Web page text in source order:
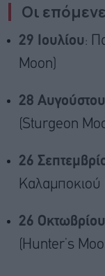
Οι
29 Ιουλίου:
Moon)
28 Αυγούστου
(Sturgeon
26
26 Οκτωβρίου
(Hunter’s